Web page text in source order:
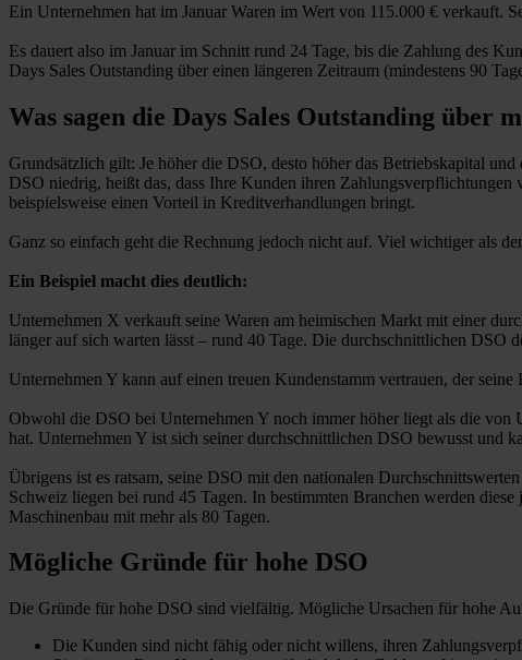
Ein Unternehmen hat im Januar Waren im Wert von 115.000 € verkauft.
Es dauert also im Januar im Schnitt rund 24 Tage, bis die Zahlung des
Days Sales Outstanding über einen längeren Zeitraum (mindestens 90
Was sagen die Days Sales Outstanding über
Grundsätzlich gilt: Je höher die DSO, desto höher das Betriebskapital und
DSO niedrig, heißt das, dass Ihre Kunden ihren
beispielsweise einen Vorteil in Kreditverhandlungen bringt.
Ganz so einfach geht die Rechnung jedoch nicht auf. Viel wichtiger als
Ein Beispiel macht dies deutlich:
Unternehmen X verkauft seine Waren am heimischen Markt mit einer
länger auf sich warten lässt – rund 40 Tage. Die durchschnittlichen DSO
Unternehmen Y kann auf einen treuen Kundenstamm vertrauen, der
Obwohl die DSO bei Unternehmen Y noch immer höher liegt als die
hat. Unternehmen Y ist sich seiner durchschnittlichen DSO bewusst und
Übrigens ist es ratsam, seine DSO mit den nationalen
Schweiz liegen bei rund 45 Tagen. In bestimmten Branchen werden
Maschinenbau mit mehr als 80 Tagen.
Mögliche Gründe für hohe DSO
Die Gründe für hohe DSO sind vielfältig. Mögliche Ursachen für hohe
Die Kunden sind nicht fähig oder nicht willens, ihren